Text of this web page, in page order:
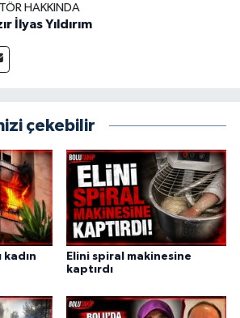
HAKKINDA
İlyas Yıldırım
çekebilir
kadın
Elini spiral makinesine
kaptırdı